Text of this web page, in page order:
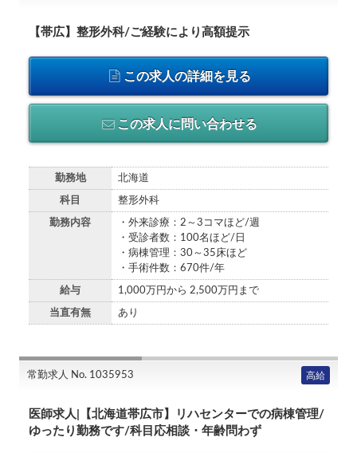
【帯広】整形外科/ご経験により高額提示
この求人の詳細を見る
この求人に問い合わせる
勤務地 北海道
科目 整形外科
勤務内容
・外来診療：2～3コマほど/週
・受診者数：100名ほど/日
・病棟管理：30～35床ほど
・手術件数：670件/年
給与 1,000万円から 2,500万円まで
当直有無 あり
常勤求人 No. 1035953 高給
医師求人|【北海道帯広市】リハセンターでの病棟管理/
ゆったり勤務です/科目応相談・年齢問わず